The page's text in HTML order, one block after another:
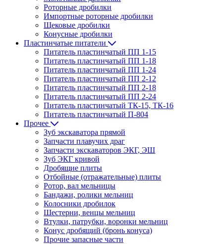
Роторные дробилки
Импортные роторные дробилки
Щековые дробилки
Конусные дробилки
Пластинчатые питатели
Питатель пластинчатый ПП 1-15
Питатель пластинчатый ПП 1-18
Питатель пластинчатый ПП 1-24
Питатель пластинчатый ПП 2-12
Питатель пластинчатый ПП 2-18
Питатель пластинчатый ПП 2-24
Питатель пластинчатый ТК-15, ТК-16
Питатель пластинчатый П-804
Прочее
Зуб экскаватора прямой
Запчасти плавучих драг
Запчасти экскаваторов ЭКГ, ЭШ
Зуб ЭКГ кривой
Дробящие плиты
Отбойные (отражательные) плиты
Ротор, вал мельницы
Бандажи, ролики мельниц
Колосники дробилок
Шестерни, венцы мельниц
Втулки, патрубки, воронки мельниц
Конус дробящий (бронь конуса)
Прочие запасные части